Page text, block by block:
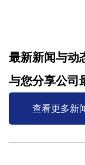
最新新闻与动
与您分享公司
查看更多新